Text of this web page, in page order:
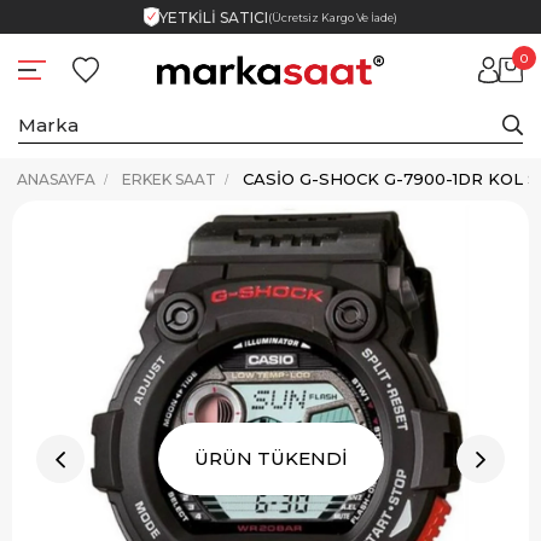
YETKİLİ SATICI(Ücretsiz Kargo Ve İade)
0
ANASAYFA ERKEK SAAT CASIO G-SHOCK G-7900-1DR KOL
ÜRÜN TÜKENDİ